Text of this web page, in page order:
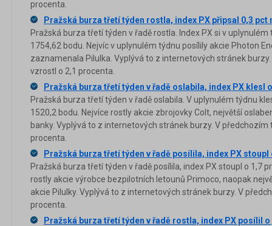
procenta.
Pražská burza třetí týden rostla, index PX připsal 0,3 pct
Pražská burza třetí týden v řadě rostla. Index PX si v
1754,62 bodu. Nejvíc v uplynulém týdnu posílily akcie Photon
zaznamenala Pilulka. Vyplývá to z internetových stránek
vzrostl o 2,1 procenta.
Pražská burza třetí týden v řadě oslabila, index PX klesl
Pražská burza třetí týden v řadě oslabila. V uplynulém týdnu
1520,2 bodu. Nejvíce rostly akcie zbrojovky Colt, největší
banky. Vyplývá to z internetových stránek burzy. V předchozím
procenta.
Pražská burza třetí týden v řadě posílila, index PX stoupl
Pražská burza třetí týden v řadě posílila, index PX stoupl o 1,7
rostly akcie výrobce bezpilotních letounů Primoco, naopak
akcie Pilulky. Vyplývá to z internetových stránek burzy. V
procenta.
Pražská burza třetí týden v řadě rostla, index PX posílil